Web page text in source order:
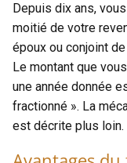
Depuis dix ans,
moitié de votre
époux ou conjoint
Le montant que
une année donnée
fractionné ». La
est décrite plus loin.